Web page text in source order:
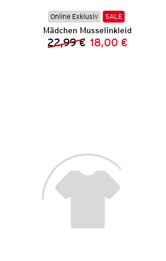
Online Exklusiv SALE
Mädchen Musselinkleid
Vorheriger Preis:
22,99 € Neuer Preis:
18,00 €